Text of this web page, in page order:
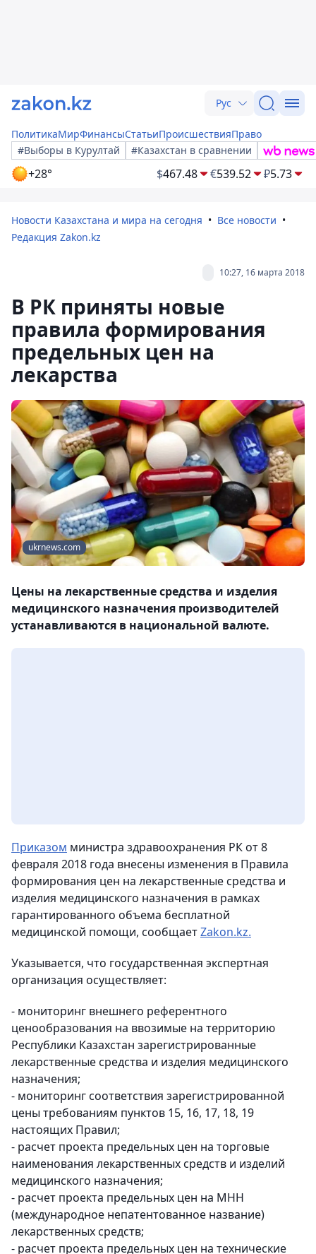
Рус
ПолитикаМирФинансыСтатьиПроисшествияПраво
#Выборы в Курултай
#Казахстан в сравнении
+28° $467.48 €539.52 ₽5.73
Новости Казахстана и мира на сегодня
Все новости
Редакция Zakon.kz
10:27, 16 марта 2018
В РК приняты новые
правила формирования
предельных цен на
лекарства
ukrnews.com
Цены на лекарственные средства и изделия
медицинского назначения производителей
устанавливаются в национальной валюте.
Приказом министра здравоохранения РК от 8
февраля 2018 года внесены изменения в Правила
формирования цен на лекарственные средства и
изделия медицинского назначения в рамках
гарантированного объема бесплатной
медицинской помощи, сообщаетZakon.kz.
Указывается, что государственная экспертная
организация осуществляет:
- мониторинг внешнего референтного
ценообразования на ввозимые на территорию
Республики Казахстан зарегистрированные
лекарственные средства и изделия медицинского
назначения;
- мониторинг соответствия зарегистрированной
цены требованиям пунктов 15, 16, 17, 18, 19
настоящих Правил;
- расчет проекта предельных цен на торговые
наименования лекарственных средств и изделий
медицинского назначения;
- расчет проекта предельных цен на МНН
(международное непатентованное название)
лекарственных средств;
- расчет проекта предельных цен на технические